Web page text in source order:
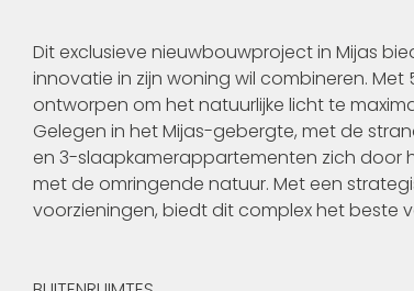
Dit exclusieve nieuwbouwproject in Mijas
innovatie in zijn woning wil combineren.
ontworpen om het natuurlijke licht te
Gelegen in het Mijas-gebergte, met de
en 3-slaapkamerappartementen zich
met de omringende natuur. Met een
voorzieningen, biedt dit complex het beste